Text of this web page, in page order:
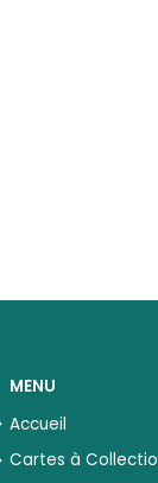
MENU
Accueil
Cartes à